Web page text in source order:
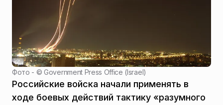
Фото - ©Government Press Office (Israel)
Российские войска начали применять в
ходе боевых действий тактику «разумного